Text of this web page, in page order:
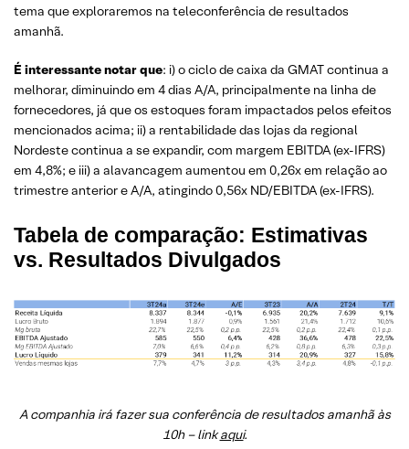
tema que exploraremos na teleconferência de resultados
amanhã.
É interessante notar que: i) o ciclo de caixa da GMAT continua a
melhorar, diminuindo em 4 dias A/A, principalmente na linha de
fornecedores, já que os estoques foram impactados pelos efeitos
mencionados acima; ii) a rentabilidade das lojas da regional
Nordeste continua a se expandir, com margem EBITDA (ex-IFRS)
em 4,8%; e iii) a alavancagem aumentou em 0,26x em relação ao
trimestre anterior e A/A, atingindo 0,56x ND/EBITDA (ex-IFRS).
Tabela de comparação: Estimativas
vs. Resultados Divulgados
A companhia irá fazer sua conferência de resultados amanhã às
10h – linkaqui.